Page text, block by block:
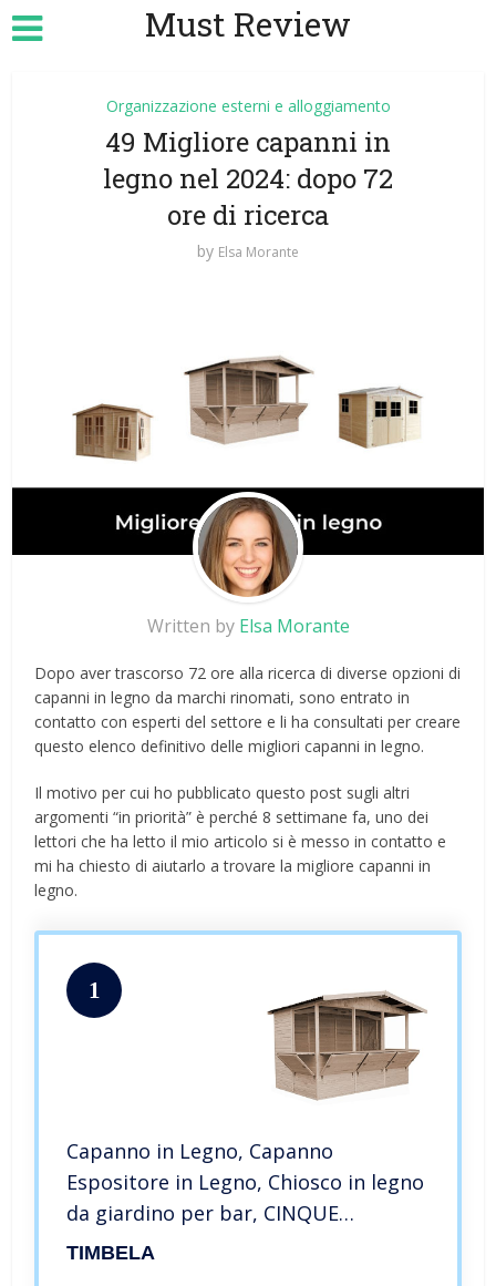
Must Review
Organizzazione esterni e alloggiamento
49 Migliore capanni in
legno nel 2024: dopo 72
ore di ricerca
by Elsa Morante
Written by Elsa Morante
Dopo aver trascorso 72 ore alla ricerca di diverse opzioni di
capanni in legno da marchi rinomati, sono entrato in
contatto con esperti del settore e li ha consultati per creare
questo elenco definitivo delle migliori capanni in legno.
Il motivo per cui ho pubblicato questo post sugli altri
argomenti “in priorità” è perché 8 settimane fa, uno dei
lettori che ha letto il mio articolo si è messo in contatto e
mi ha chiesto di aiutarlo a trovare la migliore capanni in
legno.
1
Capanno in Legno, Capanno
Espositore in Legno, Chiosco in legno
da giardino per bar, CINQUE
FINESTRE 336×263 cm/6 m2 Stand di
TIMBELA